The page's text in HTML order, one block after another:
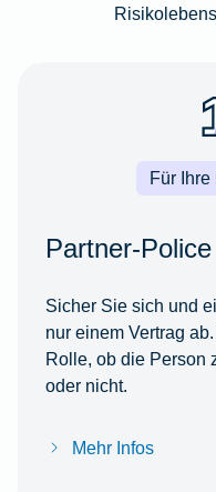
Für Ihre
Partner-Police
Sicher Sie sich und
nur einem Vertrag
Rolle, ob die Person
oder nicht.
Mehr Infos